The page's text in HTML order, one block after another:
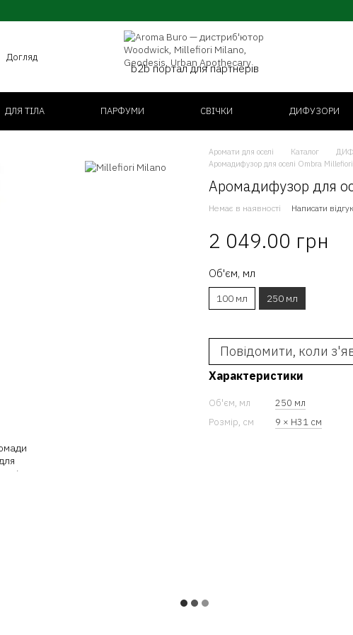
Догляд
b2b портал для партнерів
ДЛЯ ТІЛА ПАРФУМИ СВІЧКИ ДИФУЗОРИ
Аромати для оселі Каталог
Аромадифузор для оселі Ombra
Аромадифузор для
Немає в наявності Написати відгук
2 049.00 грн
Об'єм, мл
100 мл 250 мл
Повідомити, коли
Характеристики
Об'єм, мл
250 мл
Розмір, см
9 × H31 см